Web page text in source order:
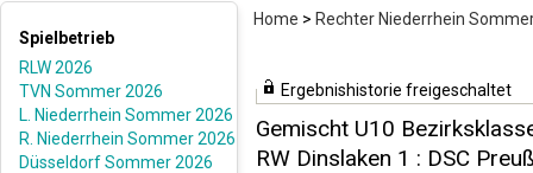
Home > Rechter Niederrhein
Spielbetrieb
RLW 2026
TVN Sommer 2026
L. Niederrhein Sommer 2026
R. Niederrhein Sommer 2026
Düsseldorf Sommer 2026
Ergebnishistorie freigeschaltet
Gemischt U10
RW Dinslaken 1 : DSC